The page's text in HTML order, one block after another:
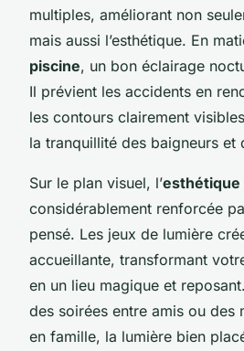
multiples, améliorant non
mais aussi l’esthétique. En
piscine, un bon éclairage
Il prévient les accidents en
les contours clairement
la tranquillité des baigneurs et
Sur le plan visuel, l’esthétique
considérablement renforcée
pensé. Les jeux de lumière
accueillante, transformant
en un lieu magique et
des soirées entre amis ou des
en famille, la lumière bien